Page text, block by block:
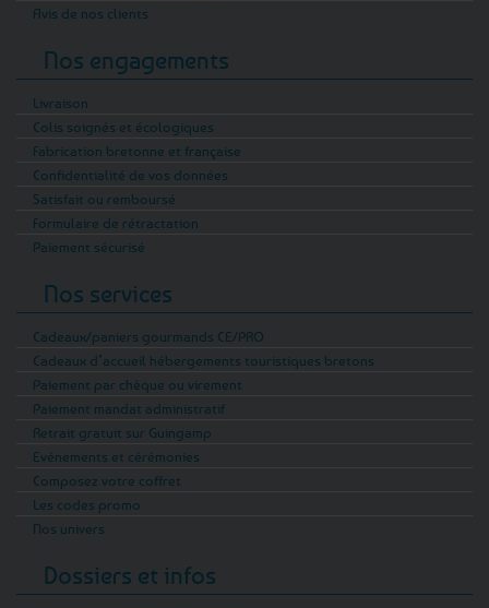
Avis de nos clients
Nos engagements
Livraison
Colis soignés et écologiques
Fabrication bretonne et française
Confidentialité de vos données
Satisfait ou remboursé
Formulaire de rétractation
Paiement sécurisé
Nos services
Cadeaux/paniers gourmands CE/PRO
Cadeaux d’accueil hébergements touristiques bretons
Paiement par chèque ou virement
Paiement mandat administratif
Retrait gratuit sur Guingamp
Evénements et cérémonies
Composez votre coffret
Les codes promo
Nos univers
Dossiers et infos